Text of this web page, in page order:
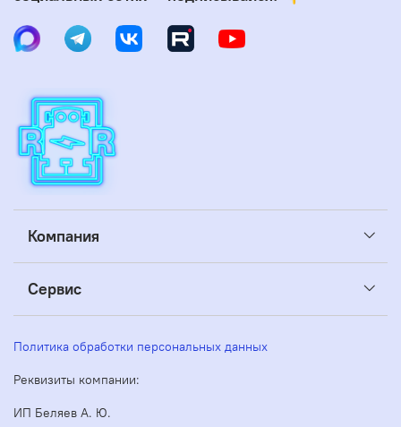
Компания
Сервис
Политика обработки персональных данных
Реквизиты компании:
ИП Беляев А. Ю.